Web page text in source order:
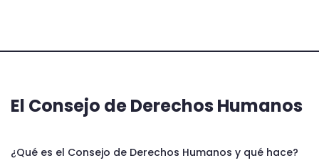
El Consejo de Derechos Humanos
¿Qué es el Consejo de Derechos Humanos y qué hace?